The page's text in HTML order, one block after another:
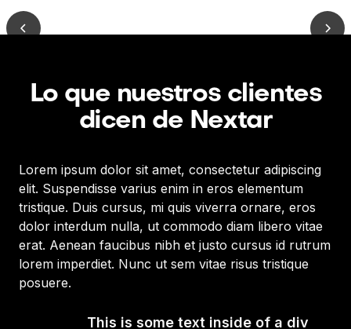
Lo que nuestros clientes
dicen de Nextar
Lorem ipsum dolor sit amet, consectetur adipiscing
elit. Suspendisse varius enim in eros elementum
tristique. Duis cursus, mi quis viverra ornare, eros
dolor interdum nulla, ut commodo diam libero vitae
erat. Aenean faucibus nibh et justo cursus id rutrum
lorem imperdiet. Nunc ut sem vitae risus tristique
posuere.
This is some text inside of a div